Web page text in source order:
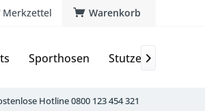
Warenkorb
Merkzettel
Sporthosen Stutzen & Schoner

Hotline 0800 123 454 321